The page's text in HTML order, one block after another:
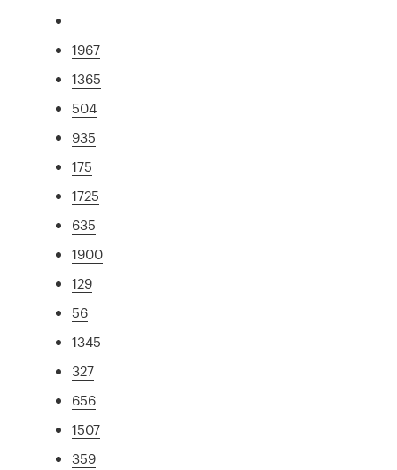
1967
1365
504
935
175
1725
635
1900
129
56
1345
327
656
1507
359